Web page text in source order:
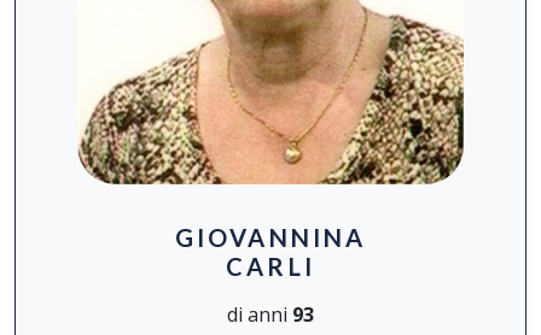
GIOVANNINA
CARLI
di anni 93